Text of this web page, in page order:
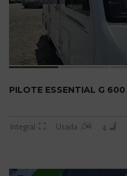
PILOTE ESSENTIAL G 600
Integral Usada 4